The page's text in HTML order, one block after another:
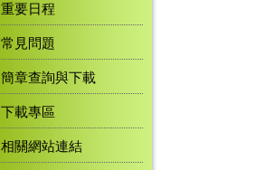
重要日程
常見問題
簡章查詢與下載
下載專區
相關網站連結